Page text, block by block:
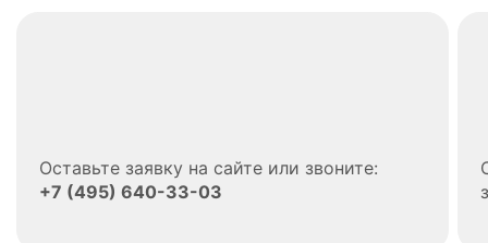
Оставьте заявку на сайте или звоните:
+7 (495) 640-33-03